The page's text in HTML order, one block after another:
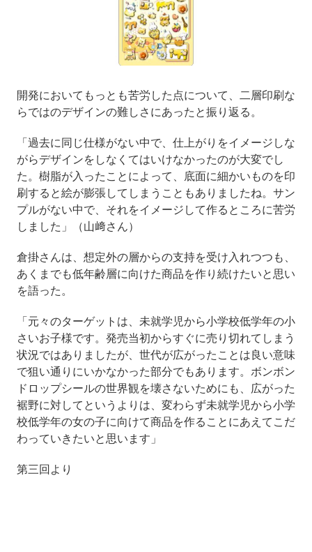
開発においてもっとも苦労した点について、二層印刷な
らではのデザインの難しさにあったと振り返る。
「過去に同じ仕様がない中で、仕上がりをイメージしな
がらデザインをしなくてはいけなかったのが大変でし
た。樹脂が入ったことによって、底面に細かいものを印
刷すると絵が膨張してしまうこともありましたね。サン
プルがない中で、それをイメージして作るところに苦労
しました」（山﨑さん）
倉掛さんは、想定外の層からの支持を受け入れつつも、
あくまでも低年齢層に向けた商品を作り続けたいと思い
を語った。
「元々のターゲットは、未就学児から小学校低学年の小
さいお子様です。発売当初からすぐに売り切れてしまう
状況ではありましたが、世代が広がったことは良い意味
で狙い通りにいかなかった部分でもあります。ボンボン
ドロップシールの世界観を壊さないためにも、広がった
裾野に対してというよりは、変わらず未就学児から小学
校低学年の女の子に向けて商品を作ることにあえてこだ
わっていきたいと思います」
第三回より